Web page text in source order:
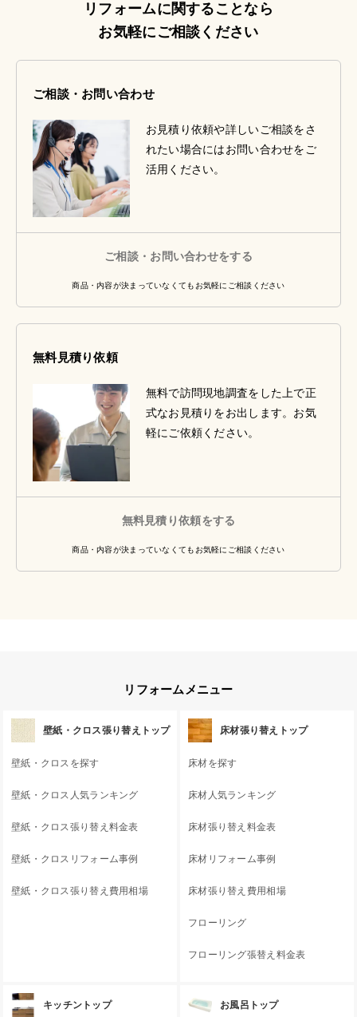
リフォームに関することなら
お気軽にご相談ください
ご相談・お問い合わせ
お見積り依頼や詳しいご相談をさ
れたい場合にはお問い合わせをご
活用ください。
ご相談・お問い合わせをする
商品・内容が決まっていなくてもお気軽にご相談ください
無料見積り依頼
無料で訪問現地調査をした上で正
式なお見積りをお出します。お気
軽にご依頼ください。
無料見積り依頼をする
商品・内容が決まっていなくてもお気軽にご相談ください
リフォームメニュー
壁紙・クロス張り替えトップ
壁紙・クロスを探す
壁紙・クロス人気ランキング
壁紙・クロス張り替え料金表
壁紙・クロスリフォーム事例
壁紙・クロス張り替え費用相場
床材張り替えトップ
床材を探す
床材人気ランキング
床材張り替え料金表
床材リフォーム事例
床材張り替え費用相場
フローリング
フローリング張替え料金表
キッチントップ お風呂トップ